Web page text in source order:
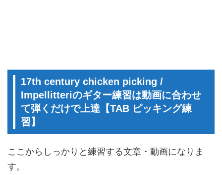
17th century chicken picking /
Impellitteriのギター練習は動画に合わせ
て弾くだけで上達【TAB ピッキング練
習】
ここからしっかりと練習する文章・動画になりま
す。